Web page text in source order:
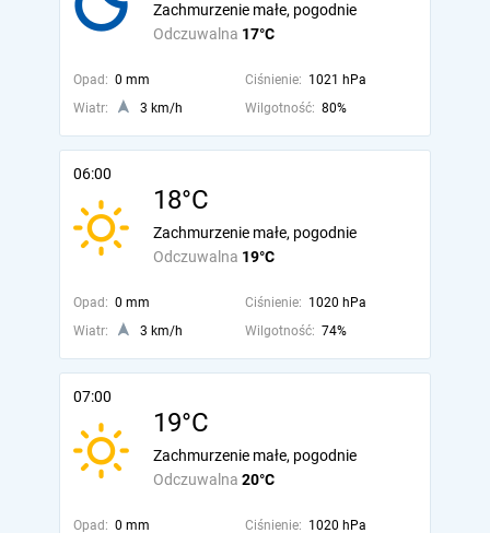
Odczuwalna 17°C
Zachmurzenie małe, pogodnie
Opad: 0 mm Ciśnienie: 1021 hPa
Wiatr:
3 km/h Wilgotność: 80%
06:00
18°C
Odczuwalna 19°C
Zachmurzenie małe, pogodnie
Opad: 0 mm Ciśnienie: 1020 hPa
Wiatr:
3 km/h Wilgotność: 74%
07:00
19°C
Odczuwalna 20°C
Zachmurzenie małe, pogodnie
Opad: 0 mm Ciśnienie: 1020 hPa